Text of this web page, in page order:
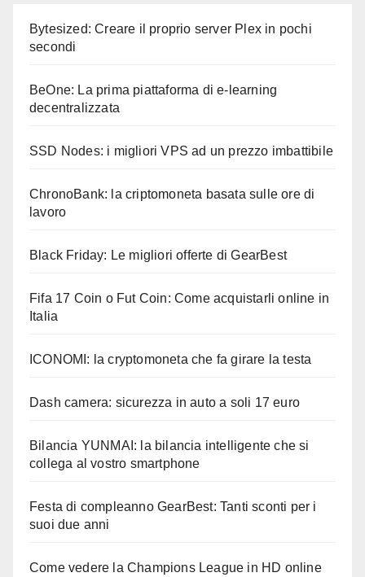
Bytesized: Creare il proprio server Plex in pochi
secondi
BeOne: La prima piattaforma di e-learning
decentralizzata
SSD Nodes: i migliori VPS ad un prezzo imbattibile
ChronoBank: la criptomoneta basata sulle ore di
lavoro
Black Friday: Le migliori offerte di GearBest
Fifa 17 Coin o Fut Coin: Come acquistarli online in
Italia
ICONOMI: la cryptomoneta che fa girare la testa
Dash camera: sicurezza in auto a soli 17 euro
Bilancia YUNMAI: la bilancia intelligente che si
collega al vostro smartphone
Festa di compleanno GearBest: Tanti sconti per i
suoi due anni
Come vedere la Champions League in HD online